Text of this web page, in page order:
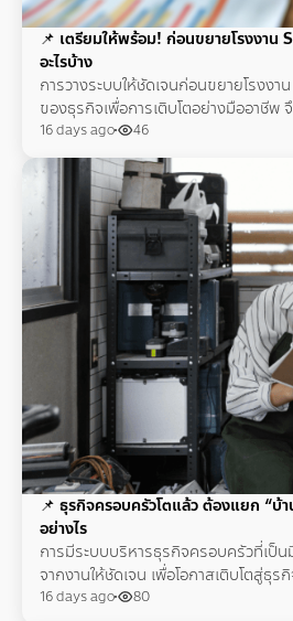
📌 เตรียมให้พร้อม! ก่อนขยายโรงงาน
อะไรบ้าง
การวางระบบให้ชัดเจนก่อนขยายโรงง
ของธุรกิจเพื่อการเติบโตอย่างมืออาชีพ
งานและโครงสร้างต่างๆ อย่างไรบ้าง
16 days ago 46
📌 ธุรกิจครอบครัวโตแล้ว ต้องแยก “บ้
อย่างไร
การมีระบบบริหารธุรกิจครอบครัวที่เป็
จากงานให้ชัดเจน เพื่อโอกาสเติบโตสู่ธุ
สัดส่วนงานและเงินได้อย่างมีคุณภาพ
16 days ago 80